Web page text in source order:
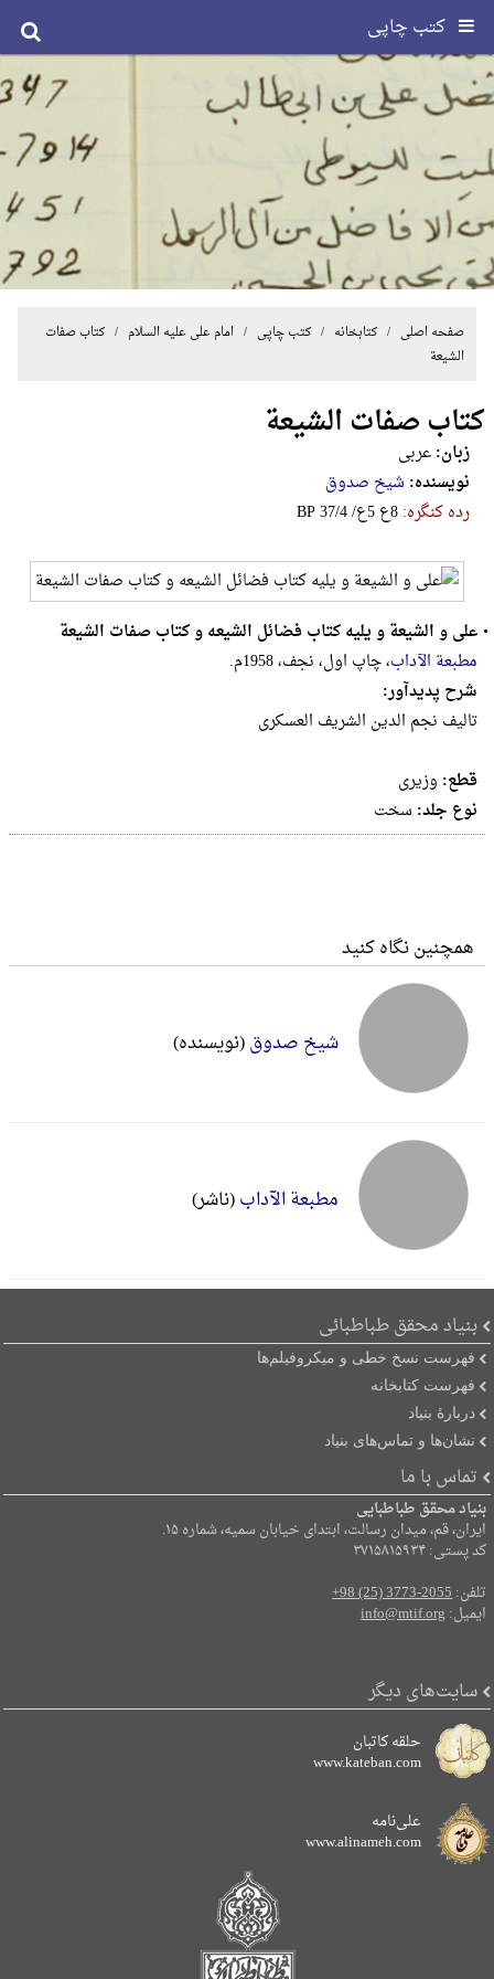
کتب چاپی
صفحه اصلی / کتابخانه /کتب چاپی /امام علی علیه السلام / کتاب صفات
الشیعة
کتاب صفات الشیعة
زبان:عربی
نویسنده: شیخ صدوق
رده کنگره:‎B‎P‎ ‎3‎7‎/‎4‎ ‎/‎ع‎5‎ ‎ع‎8
•علی و الشیعة و یلیه کتاب فضائل الشیعه و کتاب صفات الشیعة
مطبعة الآداب، چاپ اول، نجف، 1958م.
شرح پدیدآور:
تالیف نجم الدین الشریف العسکری
قطع: وزيرى
نوع جلد: سخت
همچنین نگاه کنید
شیخ صدوق(نویسنده)
مطبعة الآداب(ناشر)
بنیاد محقق طباطبائی
فهرست نسخ خطی و میکروفیلم‌ها
فهرست کتابخانه
دربارۀ بنیاد
نشان‌ها و تماس‌های بنیاد
تماس با ما
بنیاد محقق طباطبایی
ایران، قم، میدان رسالت، ابتدای خیابان سمیه، شماره ۱۵.
کد پستی: ۳۷۱۵۸۱۵۹۳۴
تلفن:+98 (25) 3773-2055
ایمیل:info@mtif.org
سایت‌های دیگر
حلقه کاتبان
www.kateban.com
علی‌نامه
www.alinameh.com